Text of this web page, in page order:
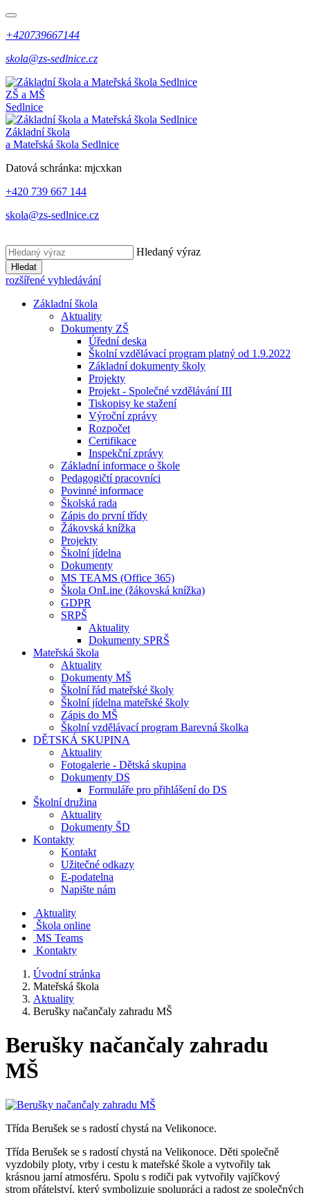
+420739667144
skola@zs-sedlnice.cz
ZŠ a MŠ
Sedlnice
Základní škola
a Mateřská škola Sedlnice
Datová schránka: mjcxkan
+420 739 667 144
skola@zs-sedlnice.cz
Hledaný výraz
Hledat
rozšířené vyhledávání
Základní škola
Aktuality
Dokumenty ZŠ
Úřední deska
Školní vzdělávací program platný od 1.9.2022
Základní dokumenty školy
Projekty
Projekt - Společné vzdělávání III
Tiskopisy ke stažení
Výroční zprávy
Rozpočet
Certifikace
Inspekční zprávy
Základní informace o škole
Pedagogičtí pracovníci
Povinné informace
Školská rada
Zápis do první třídy
Žákovská knížka
Projekty
Školní jídelna
Dokumenty
MS TEAMS (Office 365)
Škola OnLine (žákovská knížka)
GDPR
SRPŠ
Aktuality
Dokumenty SPRŠ
Mateřská škola
Aktuality
Dokumenty MŠ
Školní řád mateřské školy
Školní jídelna mateřské školy
Zápis do MŠ
Školní vzdělávací program Barevná školka
DĚTSKÁ SKUPINA
Aktuality
Fotogalerie - Dětská skupina
Dokumenty DS
Formuláře pro přihlášení do DS
Školní družina
Aktuality
Dokumenty ŠD
Kontakty
Kontakt
Užitečné odkazy
E-podatelna
Napište nám
Aktuality
Škola online
MS Teams
Kontakty
Úvodní stránka
Mateřská škola
Aktuality
Berušky načančaly zahradu MŠ
Berušky načančaly zahradu
MŠ
Třída Berušek se s radostí chystá na Velikonoce.
Třída Berušek se s radostí chystá na Velikonoce. Děti společně
vyzdobily ploty, vrby i cestu k mateřské škole a vytvořily tak
krásnou jarní atmosféru. Spolu s rodiči pak vytvořily vajíčkový
strom přátelství, který symbolizuje spolupráci a radost ze společných